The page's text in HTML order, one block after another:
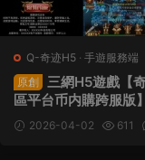
Q-奇迹H5 · 手遊服務端
原創
三網H5遊戲【
區平台币内購跨服版
端+商城官網+代理
後台+簡易安卓客戶
2026-04-02 611